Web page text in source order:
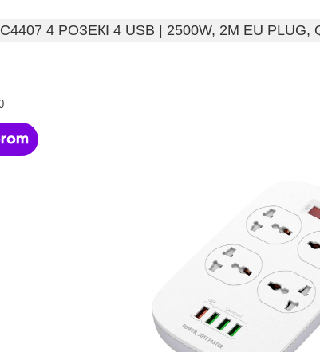
4 РОЗЕКІ 4 USB | 2500W, 2M EU PLUG,